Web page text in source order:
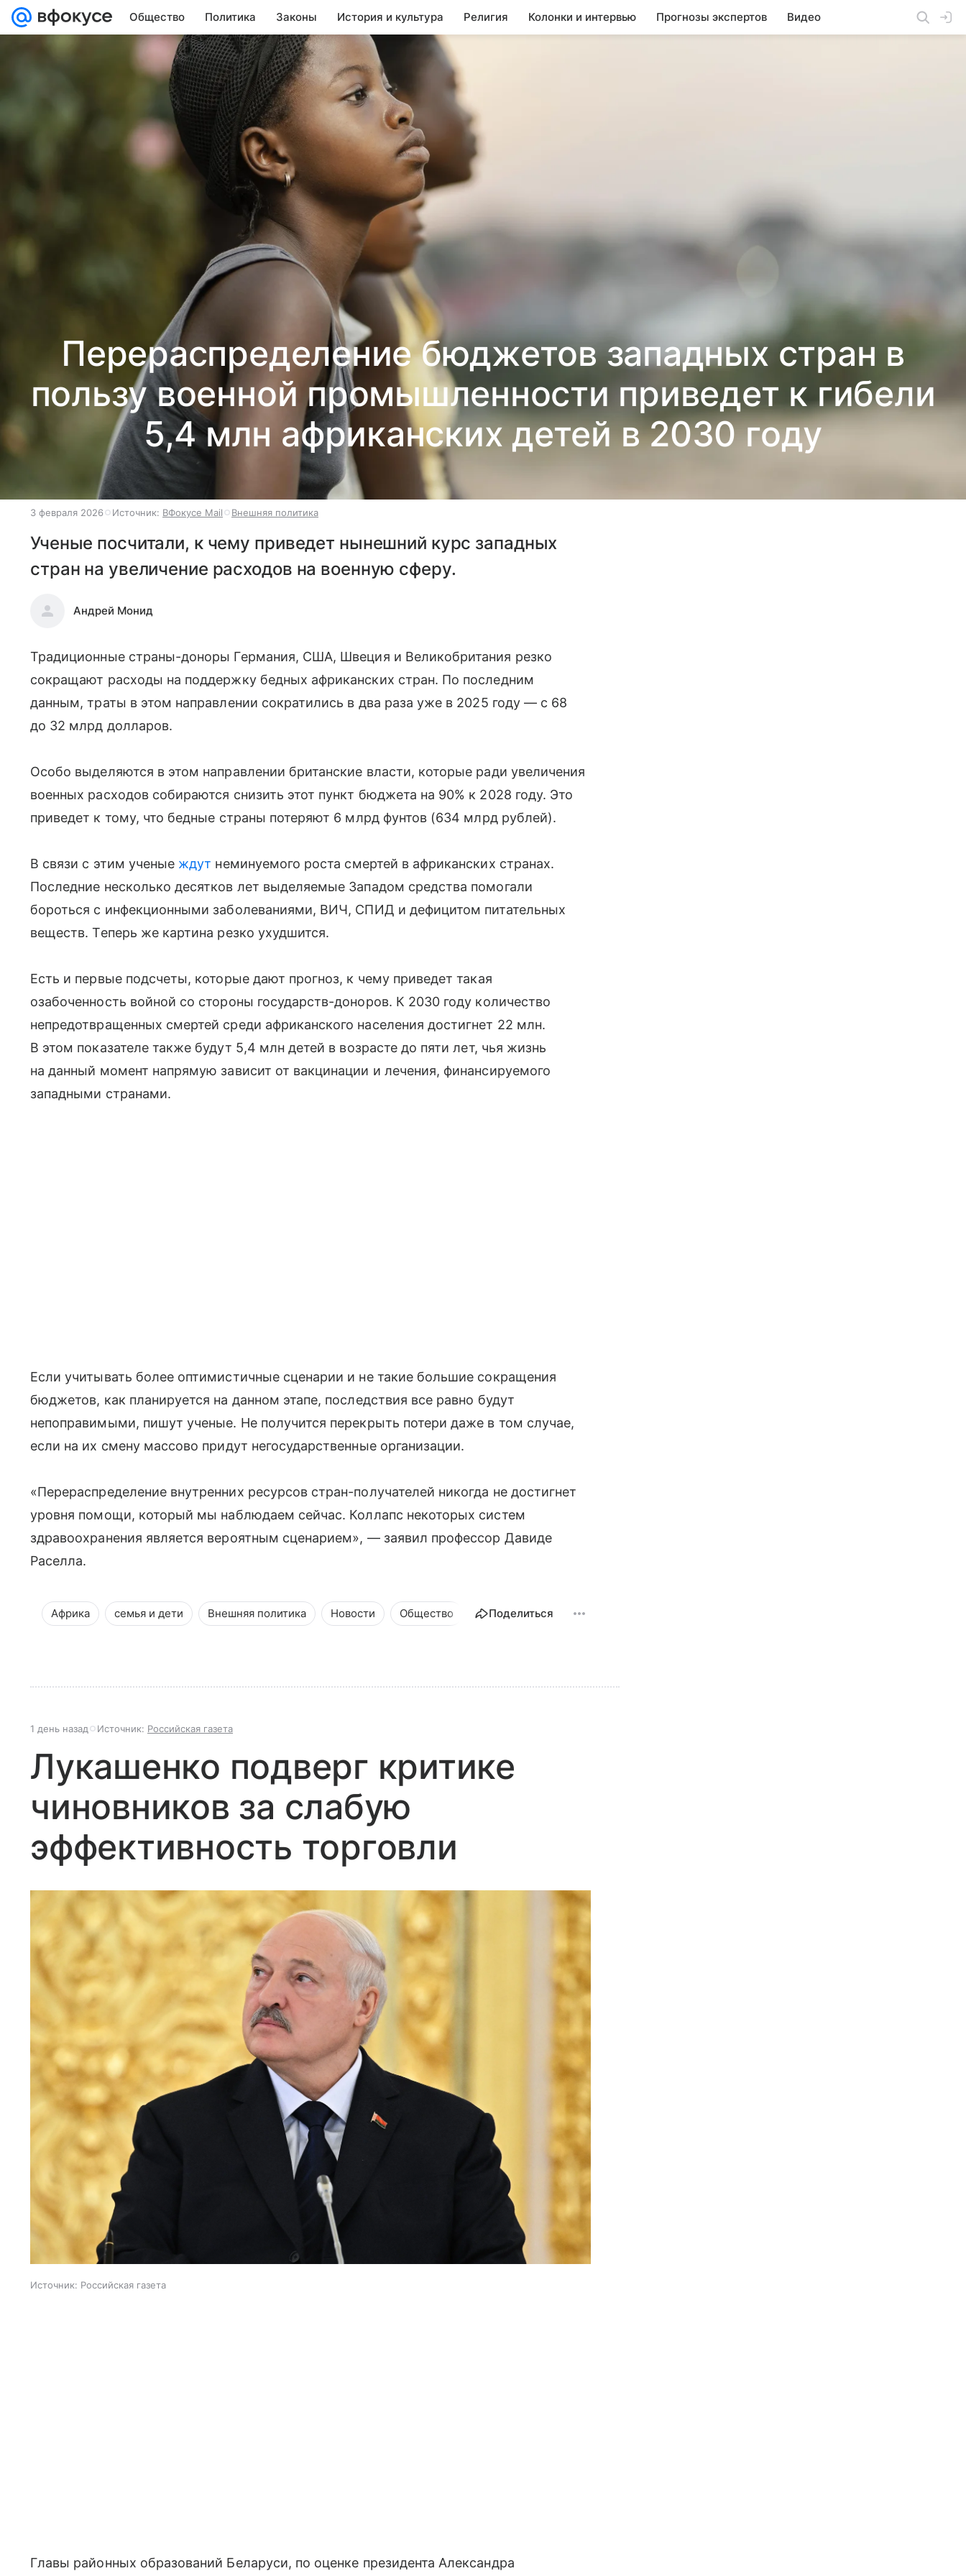
Общество Политика Законы История и культура Религия Колонки и интервью Прогнозы экспертов Видео
Перераспределение бюджетов западных стран в
пользу военной промышленности приведет к гибели
5,4 млн африканских детей в 2030 году
3 февраля 2026 Источник: ВФокусе Mail Внешняя политика
Ученые посчитали, к чему приведет нынешний курс западных
стран на увеличение расходов на военную сферу.
Андрей Монид
Традиционные страны-доноры Германия, США, Швеция и Великобритания резко
сокращают расходы на поддержку бедных африканских стран. По последним
данным, траты в этом направлении сократились в два раза уже в 2025 году — с 68
до 32 млрд долларов.
Особо выделяются в этом направлении британские власти, которые ради увеличения
военных расходов собираются снизить этот пункт бюджета на 90% к 2028 году. Это
приведет к тому, что бедные страны потеряют 6 млрд фунтов (634 млрд рублей).
В связи с этим ученые ждут неминуемого роста смертей в африканских странах.
Последние несколько десятков лет выделяемые Западом средства помогали
бороться с инфекционными заболеваниями, ВИЧ, СПИД и дефицитом питательных
веществ. Теперь же картина резко ухудшится.
Есть и первые подсчеты, которые дают прогноз, к чему приведет такая
озабоченность войной со стороны государств-доноров. К 2030 году количество
непредотвращенных смертей среди африканского населения достигнет 22 млн.
В этом показателе также будут 5,4 млн детей в возрасте до пяти лет, чья жизнь
на данный момент напрямую зависит от вакцинации и лечения, финансируемого
западными странами.
Если учитывать более оптимистичные сценарии и не такие большие сокращения
бюджетов, как планируется на данном этапе, последствия все равно будут
непоправимыми, пишут ученые. Не получится перекрыть потери даже в том случае,
если на их смену массово придут негосударственные организации.
«Перераспределение внутренних ресурсов стран-получателей никогда не достигнет
уровня помощи, который мы наблюдаем сейчас. Коллапс некоторых систем
здравоохранения является вероятным сценарием», — заявил профессор Давиде
Раселла.
Африка семья и дети Внешняя политика Новости Общество Поделиться
1 день назад Источник: Российская газета
Лукашенко подверг критике
чиновников за слабую
эффективность торговли
Источник: Российская газета
Главы районных образований Беларуси, по оценке президента Александра